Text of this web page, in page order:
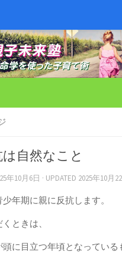
集
集
自然なこと
年10月6日 · UPDATED 2025年10月
年期に親に反抗します。
ときは、
に目立つ年頃となっている